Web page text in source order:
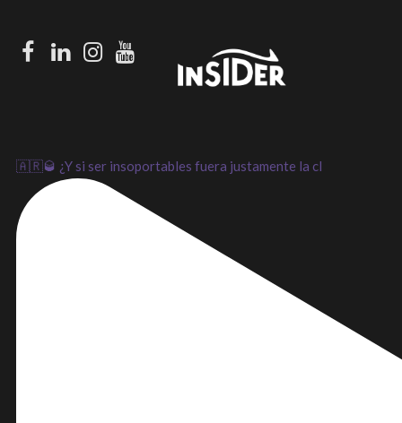
Facebook
LinkedInInstagram
Youtube
🇦🇷🥃 ¿Y si ser insoportables fuera justamente la cl